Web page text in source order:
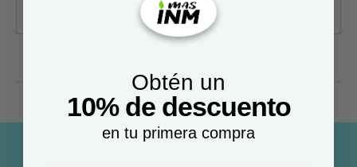
Obtén un
10% de descuento
en tu primera compra